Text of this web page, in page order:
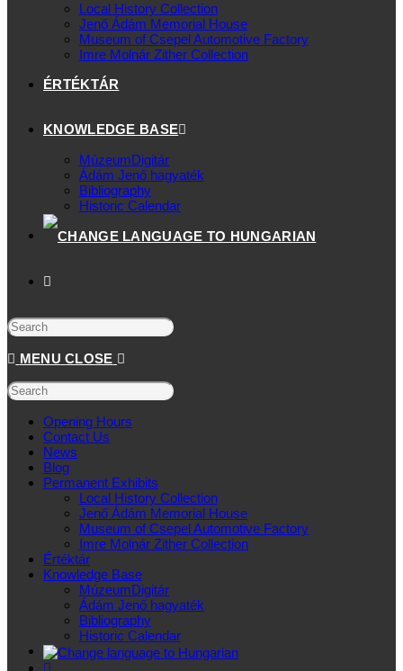
Local History Collection
Jenő Ádám Memorial House
Museum of Csepel Automotive Factory
Imre Molnár Zither Collection
ÉRTÉKTÁR
KNOWLEDGE BASE
MúzeumDigitár
Ádám Jenő hagyaték
Bibliography
Historic Calendar
MENU CLOSE
Opening Hours
Contact Us
News
Blog
Permanent Exhibits
Local History Collection
Jenő Ádám Memorial House
Museum of Csepel Automotive Factory
Imre Molnár Zither Collection
Értéktár
Knowledge Base
MúzeumDigitár
Ádám Jenő hagyaték
Bibliography
Historic Calendar